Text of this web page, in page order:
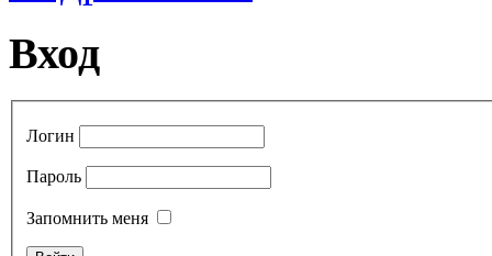
Вход
Логин
Пароль
Запомнить меня